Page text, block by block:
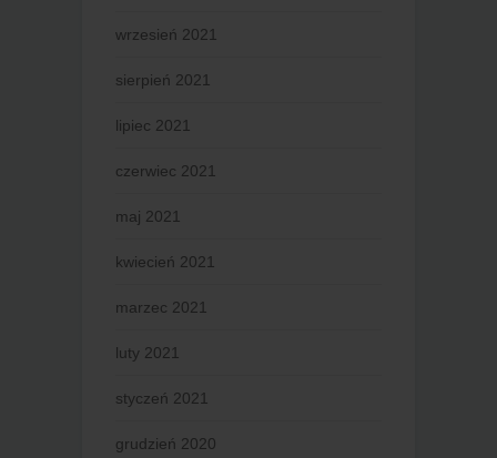
wrzesień 2021
sierpień 2021
lipiec 2021
czerwiec 2021
maj 2021
kwiecień 2021
marzec 2021
luty 2021
styczeń 2021
grudzień 2020